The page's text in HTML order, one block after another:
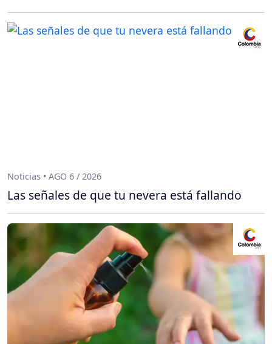
Noticias • AGO 6 / 2026
Las señales de que tu nevera está fallando